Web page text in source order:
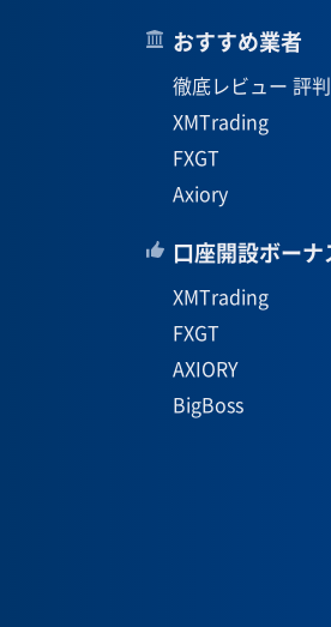
おすすめ業者
徹底レビュー 評
XMTrading
FXGT
Axiory
口座開設ボーナ
XMTrading
FXGT
AXIORY
BigBoss